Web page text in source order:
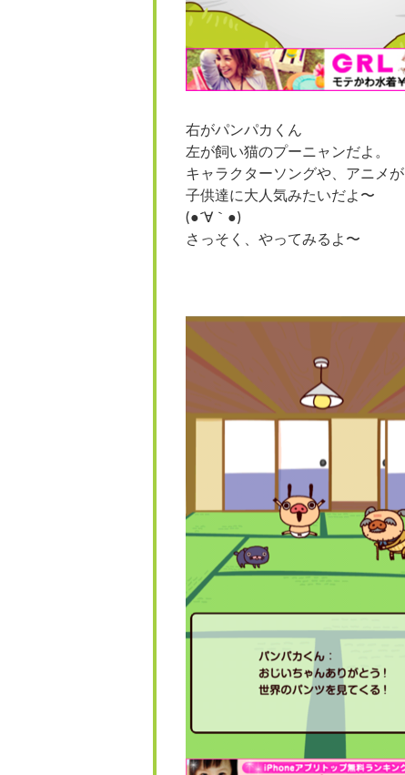
右がパンパカくん
左が飼い猫のプーニャンだよ。
キャラクターソングや、アニメが
子供達に大人気みたいだよ〜
(●´∀｀●)
さっそく、やってみるよ〜